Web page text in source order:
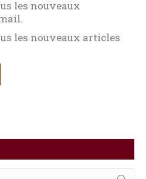
les nouveaux
les nouveaux articles